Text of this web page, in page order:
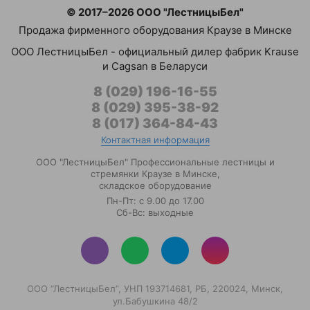
платформой
Сборщики заказов самоходные
Столы подъемные
передвижные
Столы подъемные
передвижные
Столы подъемные
DG
Тягачи электрические
Тягачи электрические
после нескольких недель
использования могу сказать
уверенно: деньги потрачены не
зря. За эту сумму получаешь
Олег Рыбаков
года. Очень
выполнены по
© 2017–2026 ООО "ЛестницыБел"
Продажа фирменного оборудования Краузе в Минске
ООО ЛестницыБел - официальный дилер фабрик Krause
и Cagsan в Беларуси
8 (029) 196-16-55
8 (029) 395-38-92
8 (017) 364-84-43
Контактная информация
ООО "ЛестницыБел" Профессиональные лестницы и
стремянки Краузе в Минске
складское оборудование
Пн-Пт: с 9.00 до 17.00
Сб-Вс: выходные
ООО “ЛестницыБел”, УНП 193714681, РБ, 220024, Минск,
ул.Бабушкина 48/2